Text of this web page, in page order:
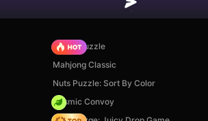
Arrow Puzzle
Mahjong Classic
Nuts Puzzle: Sort By Color
Cosmic Convoy